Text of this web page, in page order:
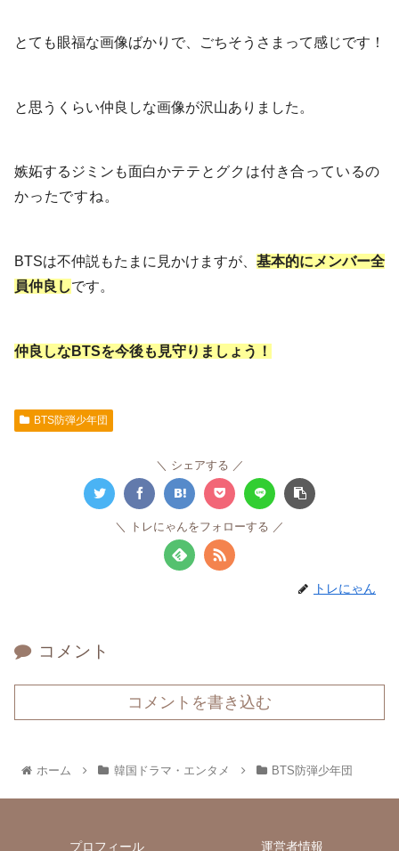
とても眼福な画像ばかりで、ごちそうさまって感じです！
と思うくらい仲良しな画像が沢山ありました。
嫉妬するジミンも面白かテテとグクは付き合っているの
かったですね。
BTSは不仲説もたまに見かけますが、 基本的にメンバー全
員仲良しです。
仲良しなBTSを今後も見守りましょう！
BTS防弾少年団
シェアする
トレにゃんをフォローする
トレにゃん
コメント
コメントを書き込む
ホーム 韓国ドラマ・エンタメ BTS防弾少年団
プロフィール 運営者情報